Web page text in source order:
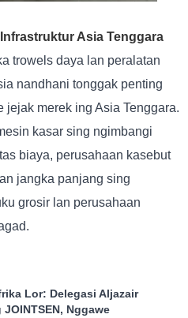
Asia Tenggara
trowels daya lan peralatan
nandhani tonggak penting
jejak merek ing Asia Tenggara.
kasar sing ngimbangi
biaya, perusahaan kasebut
jangka panjang sing
grosir lan perusahaan
Lor: Delegasi Aljazair
Nggawe